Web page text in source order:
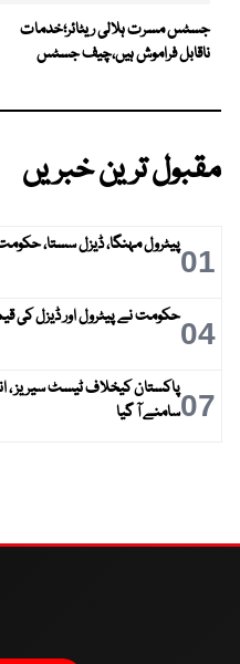
جسٹس مسرت ہلالی ریٹائر؛خدمات
ناقابل فراموش ہیں،چیف جسٹس
مقبول ترین خبریں
01پیٹرول مہنگا، ڈیزل سستا،
04حکومت نے پیٹرول اور ڈیزل کی
07سامنے آ گیا